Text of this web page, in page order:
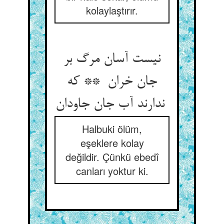
kolaylaştırır.
نیست آسان مرگ بر
جان خران ** که
ندارند آب جان جاودان
Halbuki ölüm,
eşeklere kolay
değildir. Çünkü ebedî
canları yoktur ki.